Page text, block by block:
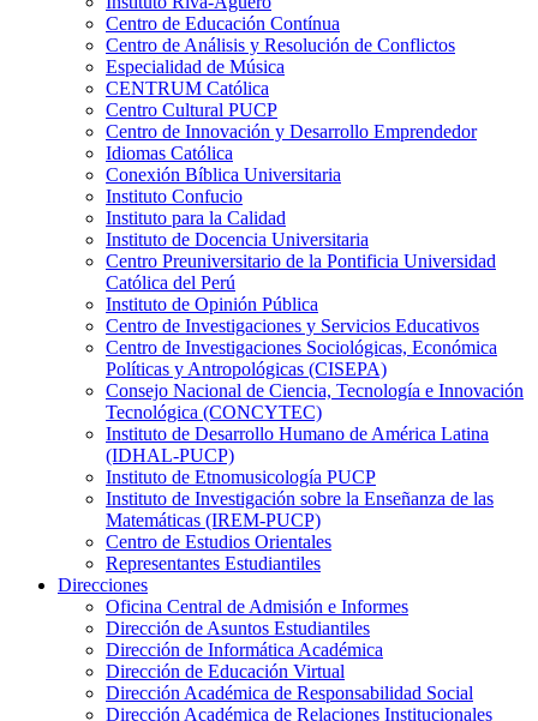
Centro de Educación Contínua
Centro de Análisis y Resolución de Conflictos
Especialidad de Música
CENTRUM Católica
Centro Cultural PUCP
Centro de Innovación y Desarrollo Emprendedor
Idiomas Católica
Conexión Bíblica Universitaria
Instituto Confucio
Instituto para la Calidad
Instituto de Docencia Universitaria
Centro Preuniversitario de la Pontificia Universidad
Católica del Perú
Instituto de Opinión Pública
Centro de Investigaciones y Servicios Educativos
Centro de Investigaciones Sociológicas, Económica
Políticas y Antropológicas (CISEPA)
Consejo Nacional de Ciencia, Tecnología e Innovación
Tecnológica (CONCYTEC)
Instituto de Desarrollo Humano de América Latina
(IDHAL-PUCP)
Instituto de Etnomusicología PUCP
Instituto de Investigación sobre la Enseñanza de las
Matemáticas (IREM-PUCP)
Centro de Estudios Orientales
Representantes Estudiantiles
Direcciones
Oficina Central de Admisión e Informes
Dirección de Asuntos Estudiantiles
Dirección de Informática Académica
Dirección de Educación Virtual
Dirección Académica de Responsabilidad Social
Dirección Académica de Relaciones Institucionales